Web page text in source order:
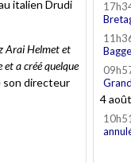
italien Drudi
Arai Helmet et
et a créé quelque
son directeur
4